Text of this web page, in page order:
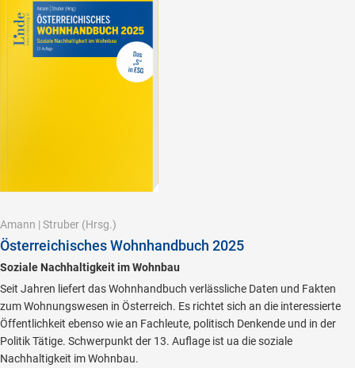
Amann | Struber (Hrsg.)
Österreichisches Wohnhandbuch 2025
Soziale Nachhaltigkeit im Wohnbau
Seit Jahren liefert das Wohnhandbuch verlässliche Daten und Fakten
zum Wohnungswesen in Österreich. Es richtet sich an die interessierte
Öffentlichkeit ebenso wie an Fachleute, politisch Denkende und in der
Politik Tätige. Schwerpunkt der 13. Auflage ist ua die soziale
Nachhaltigkeit im Wohnbau.